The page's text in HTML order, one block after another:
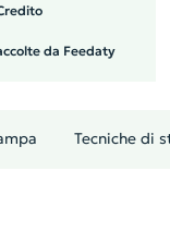
da Feedaty
Tecniche di